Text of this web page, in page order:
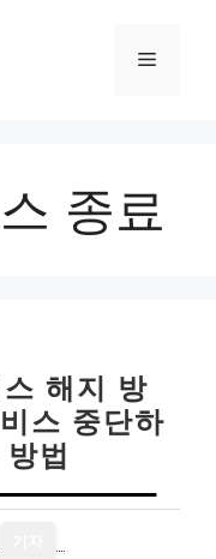
메
종료
해지 방
스 중단하
법